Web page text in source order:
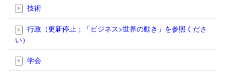
技術
行政（更新停止；「ビジネス>世界の動き」を参照くださ
い）
学会